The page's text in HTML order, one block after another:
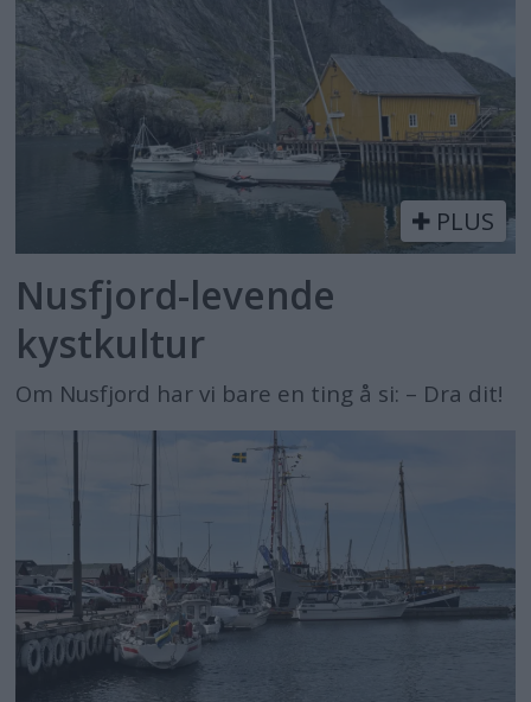
PLUS
Nusfjord-levende
kystkultur
Om Nusfjord har vi bare en ting å si: – Dra dit!